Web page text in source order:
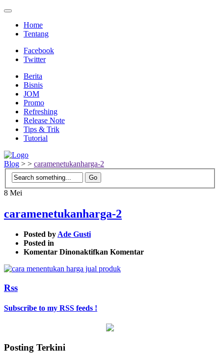
Home
Tentang
Facebook
Twitter
Berita
Bisnis
JOM
Promo
Refreshing
Release Note
Tips & Trik
Tutorial
Blog > > caramenetukanharga-2
8 Mei
caramenetukanharga-2
Posted byAde Gusti
Posted in
Komentar Dinonaktifkan pada
2
Komentar
Rss
Subscribe to my RSS feeds !
Posting Terkini